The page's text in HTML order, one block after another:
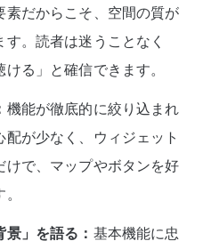
だからこそ、空間の質が
。読者は迷うことなく
る」と確信できます。
機能が徹底的に絞り込まれ
が少なく、ウィジェット
で、マップやボタンを好
」を語る： 基本機能に忠